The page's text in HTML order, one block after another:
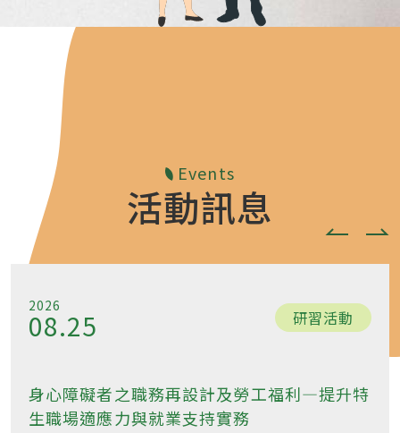
Events
活動訊息
2026
08.25 研習活動
身心障礙者之職務再設計及勞工福利—提升特
生職場適應力與就業支持實務